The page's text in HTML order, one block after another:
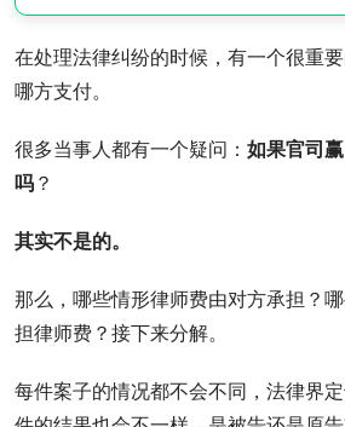
在处理法律纠纷的时候，有一个很重
哪方支付。
很多当事人都有一个疑问： 如果官司
吗 ？
其实不是的。
那么，哪些情形律师费由对方承担？
担律师费？接下来分解。
每件案子的情况都不会不同，法律界